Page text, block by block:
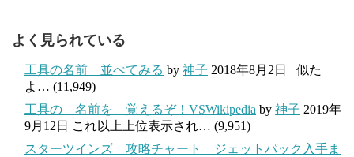
よく見られている
工具の名前 並べてみる by 神子 2018年8月2日
似た
よ… (11,949)
工具の 名前を 覚えるぞ！VSWikipedia by 神子 2019年
9月12日 これ以上上位表示され… (9,951)
スターツインズ 攻略チャート ジェットパック入手ま